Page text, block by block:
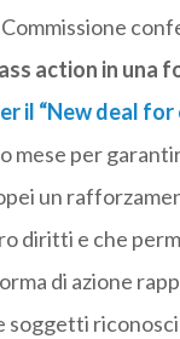
action in una
il “New deal for
mese per
un
diritti e che
di azione
soggetti